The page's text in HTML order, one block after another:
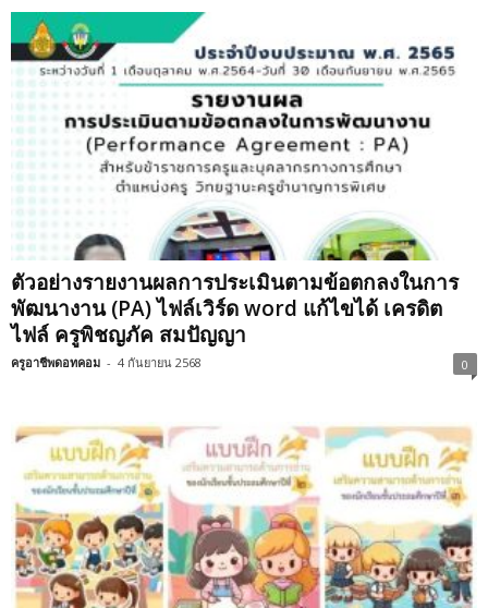
ตัวอย่างรายงานผลการประเมินตามข้อตกลงในการ
พัฒนางาน (PA) ไฟล์เวิร์ด word แก้ไขได้ เครดิต
ไฟล์ ครูพิชญภัค สมปัญญา
ครูอาชีพดอทคอม - 4 กันยายน 2568 0